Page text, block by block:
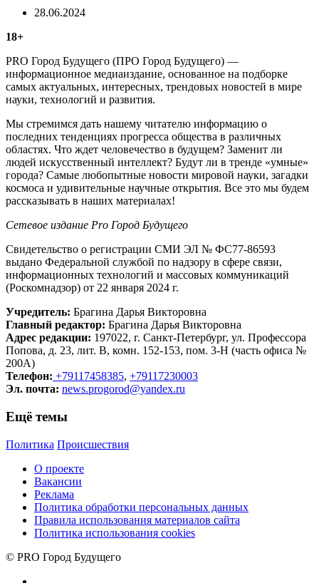
28.06.2024
18+
PRO Город Будущего (ПРО Город Будущего) —
информационное медиаиздание, основанное на подборке
самых актуальных, интересных, трендовых новостей в мире
науки, технологий и развития.
Мы стремимся дать нашему читателю информацию о
последних тенденциях прогресса общества в различных
областях. Что ждет человечество в будущем? Заменит ли
людей искусственный интеллект? Будут ли в тренде «умные»
города? Самые любопытные новости мировой науки, загадки
космоса и удивительные научные открытия. Все это мы будем
рассказывать в наших материалах!
Сетевое издание Рrо Город Будущего
Свидетельство о регистрации СМИ ЭЛ № ФС77-86593
выдано Федеральной службой по надзору в сфере связи,
информационных технологий и массовых коммуникаций
(Роскомнадзор) от 22 января 2024 г.
Учредитель: Брагина Дарья Викторовна
Главный редактор: Брагина Дарья Викторовна
Адрес редакции: 197022, г. Санкт-Петербург, ул. Профессора
Попова, д. 23, лит. В, комн. 152-153, пом. 3-Н (часть офиса №
200А)
Телефон: +79117458385, +79117230003
Эл. почта: news.progorod@yandex.ru
Ещё темы
Политика Происшествия
О проекте
Вакансии
Реклама
Политика обработки персональных данных
Правила использования материалов сайта
Политика использования cookies
© PRO Город Будущего